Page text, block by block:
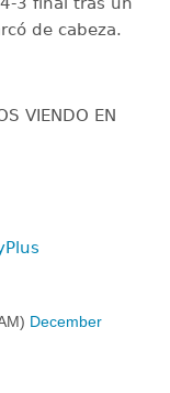
de cabeza.
VIENDO EN
December